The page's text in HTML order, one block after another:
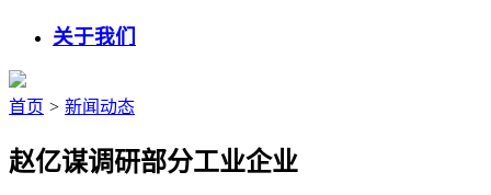
关于我们
首页 > 新闻动态
赵亿谋调研部分工业企业